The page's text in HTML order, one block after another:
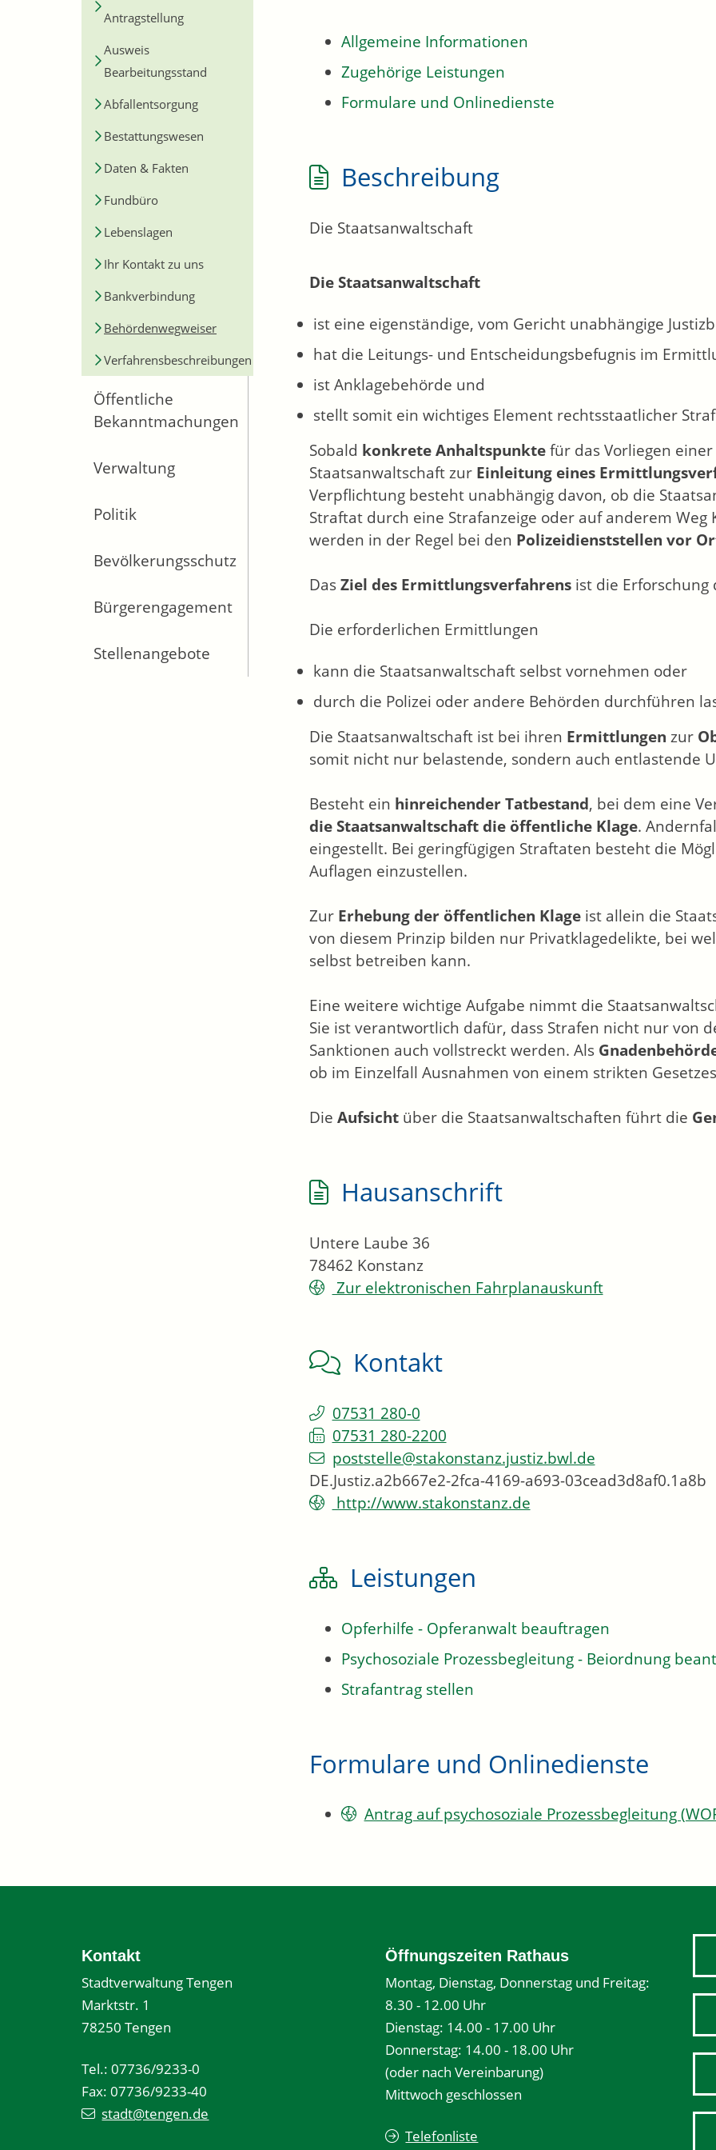
Antragstellung
Ausweis
Bearbeitungsstand
Abfallentsorgung
Bestattungswesen
Daten & Fakten
Fundbüro
Lebenslagen
Ihr Kontakt zu uns
Bankverbindung
Behördenwegweiser
Verfahrensbeschreibungen
Öffentliche
Bekanntmachungen
Verwaltung
Politik
Bevölkerungsschutz
Bürgerengagement
Stellenangebote
Allgemeine Informationen
Zugehörige Leistungen
Formulare und Onlinedienste
Beschreibung
Die Staatsanwaltschaft
Die Staatsanwaltschaft
ist eine eigenständige, vom Gericht unabhängige
hat die Leitungs- und Entscheidungsbefugnis im
ist Anklagebehörde und
stellt somit ein wichtiges Element rechtsstaatlicher
Sobald konkrete Anhaltspunktefür das Vorliegen
Staatsanwaltschaft zur Einleitung eines
Verpflichtung besteht unabhängig davon, ob die
Straftat durch eine Strafanzeige oder auf anderem Weg
werden in der Regel bei den Polizeidienststellen vor
DasZiel des Ermittlungsverfahrens ist die Erforschung
Die erforderlichen Ermittlungen
kann die Staatsanwaltschaft selbst vornehmen oder
durch die Polizei oder andere Behörden durchführen
Die Staatsanwaltschaft ist bei ihren Ermittlungen zur
somit nicht nur belastende, sondern auch entlastende
Besteht ein hinreichender Tatbestand, bei dem eine
die Staatsanwaltschaft die öffentliche Klage.
eingestellt. Bei geringfügigen Straftaten besteht die
Auflagen einzustellen.
Zur Erhebung der öffentlichen Klage ist allein die
von diesem Prinzip bilden nur Privatklagedelikte, bei
selbst betreiben kann.
Eine weitere wichtige Aufgabe nimmt die
Sie ist verantwortlich dafür, dass Strafen nicht nur von
Sanktionen auch vollstreckt werden. Als
ob im Einzelfall Ausnahmen von einem strikten
Die Aufsicht über die Staatsanwaltschaften führt die
Hausanschrift
Untere Laube 36
78462 Konstanz
Zur elektronischen Fahrplanauskunft
Kontakt
07531 280-0
07531 280-2200
poststelle@stakonstanz.justiz.bwl.de
DE.Justiz.a2b667e2-2fca-4169-a693-03cead3d8af0.1a8b
http://www.stakonstanz.de
Leistungen
Opferhilfe - Opferanwalt beauftragen
Psychosoziale Prozessbegleitung - Beiordnung
Strafantrag stellen
Formulare und Onlinedienste
Antrag auf psychosoziale Prozessbegleitung
Kontakt
Stadtverwaltung Tengen
Marktstr. 1
78250 Tengen
Tel.: 07736/9233-0
Fax: 07736/9233-40
stadt@tengen.de
Öffnungszeiten Rathaus
Montag, Dienstag, Donnerstag und Freitag:
8.30 - 12.00 Uhr
Dienstag: 14.00 - 17.00 Uhr
Donnerstag: 14.00 - 18.00 Uhr
(oder nach Vereinbarung)
Mittwoch geschlossen
Telefonliste